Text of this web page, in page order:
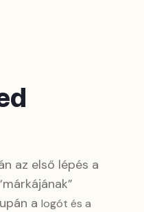
az első lépés a
a logót és a